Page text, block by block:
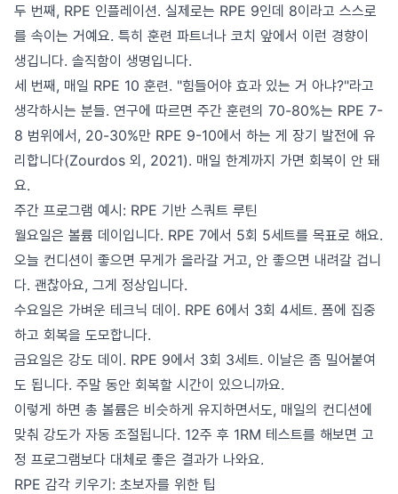
두 번째, RPE 인플레이션. 실제로는 RPE 9인데 8이라고 스스로
를 속이는 거예요. 특히 훈련 파트너나 코치 앞에서 이런 경향이
생깁니다. 솔직함이 생명입니다.
세 번째, 매일 RPE 10 훈련. "힘들어야 효과 있는 거 아냐?"라고
생각하시는 분들. 연구에 따르면 주간 훈련의 70-80%는 RPE 7-
8 범위에서, 20-30%만 RPE 9-10에서 하는 게 장기 발전에 유
리합니다(Zourdos 외, 2021). 매일 한계까지 가면 회복이 안 돼
요.
주간 프로그램 예시: RPE 기반 스쿼트 루틴
월요일은 볼륨 데이입니다. RPE 7에서 5회 5세트를 목표로 해요.
오늘 컨디션이 좋으면 무게가 올라갈 거고, 안 좋으면 내려갈 겁니
다. 괜찮아요, 그게 정상입니다.
수요일은 가벼운 테크닉 데이. RPE 6에서 3회 4세트. 폼에 집중
하고 회복을 도모합니다.
금요일은 강도 데이. RPE 9에서 3회 3세트. 이날은 좀 밀어붙여
도 됩니다. 주말 동안 회복할 시간이 있으니까요.
이렇게 하면 총 볼륨은 비슷하게 유지하면서도, 매일의 컨디션에
맞춰 강도가 자동 조절됩니다. 12주 후 1RM 테스트를 해보면 고
정 프로그램보다 대체로 좋은 결과가 나와요.
RPE 감각 키우기: 초보자를 위한 팁